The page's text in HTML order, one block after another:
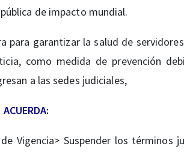
de impacto mundial.
para garantizar la salud de
como medida de prevención
a las sedes judiciales,
ACUERDA:
Vigencia> Suspender los términos